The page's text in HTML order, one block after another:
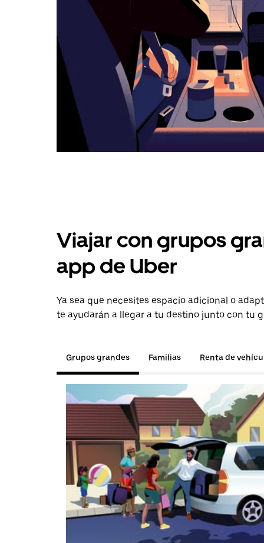
Viajar con grupos
app de Uber
Ya sea que necesites espacio adicional o
te ayudarán a llegar a tu destino junto con tu
Grupos grandes Familias Renta de